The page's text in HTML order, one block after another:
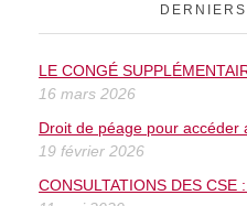
LE CONGÉ
16 mars 2026
Droit de péage pour accéder
19 février 2026
CONSULTATIONS DES CSE